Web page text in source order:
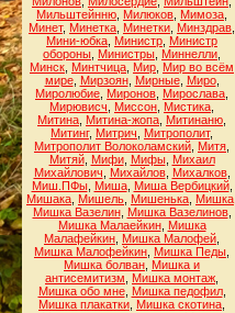
Мильштейнню Милюков Мимоза
Минет, Минетка Минетки Минздрав
Мини-юбка Министр Министр
обороны Министры Миннелли
Минск Минтчица Мир Мир во всём
мире, Мирзоян, Мирные, Миро,
Миролюбие Миронов Мирослава
Мирювисч
Миссон Мистика
Митина Митина-жопа Митинаню
Митинг, Митрич Митрополит,
Митрополит Волоколамский Митя
Митяй, Мифи, Мифы, Михаил
Михайлович
Михайлов, Михалков,
Миш.ПФы, Миша, Миша Вербицкий,
Мишака Мишель Мишенька Мишка
Мишка Вазелин, Мишка Вазелинов,
Мишка Малаейкин, Мишка
Малафейкин Мишка Малофей
Мишка Малофейкин Мишка Педы
Мишка болван Мишка и
антисемитизм
Мишка монтаж
Мишка обо мне, Мишка педофил,
Мишка плакатки Мишка скотина